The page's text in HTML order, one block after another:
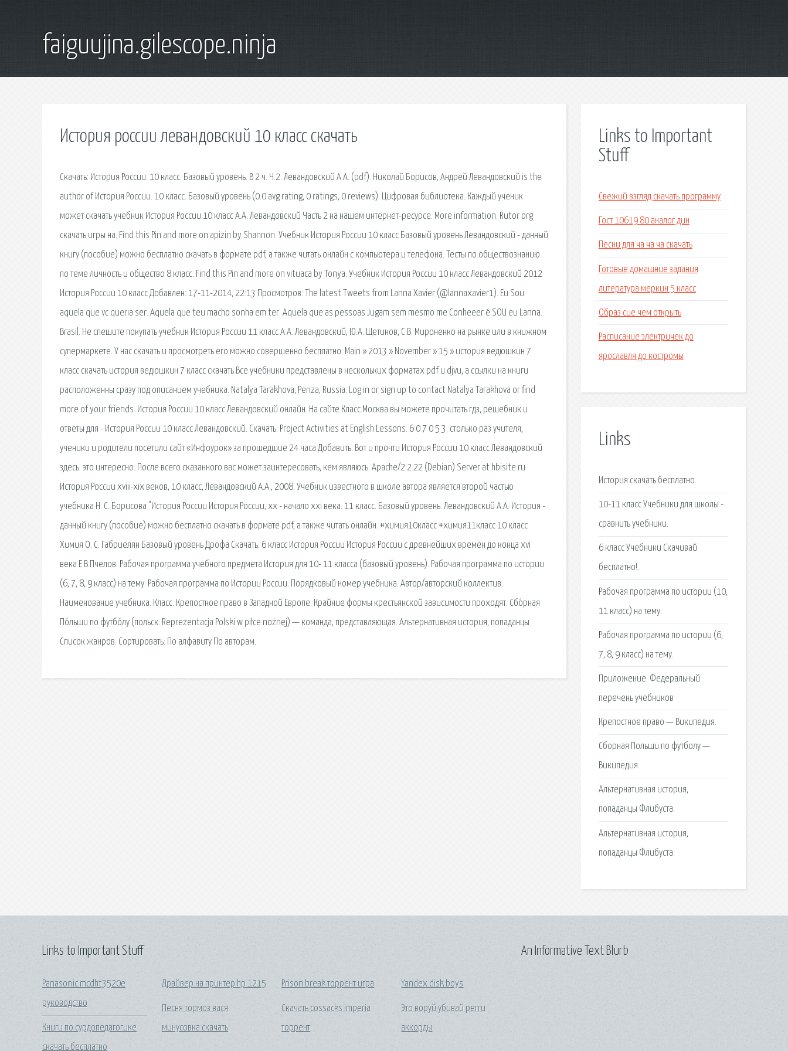
faiguujina.gilescope.ninja
История россии левандовский 10 класс скачать
Скачать: История России. 10 класс. Базовый уровень. В 2 ч. Ч.2. Левандовский А.А. (pdf). Николай Борисов, Андрей Левандовский is the
author of История России. 10 класс. Базовый уровень (0.0 avg rating, 0 ratings, 0 reviews). Цифровая библиотека. Каждый ученик
может скачать учебник История России 10 класс А.А. Левандовский Часть 2 на нашем интернет-ресурсе. More information. Rutor org
скачать игры на. Find this Pin and more on apizin by Shannon. Учебник История России 10 класс Базовый уровень Левандовский - данный
книгу (пособие) можно бесплатно скачать в формате pdf, а также читать онлайн с компьютера и телефона. Тесты по обществознанию
по теме личность и общество 8 класс. Find this Pin and more on vituaca by Tonya. Учебник История России 10 класс Левандовский 2012
История России 10 класс Добавлен: 17-11-2014, 22:13 Просмотров: The latest Tweets from Lanna Xavier (@lannaxavier1). Eu Sou
aquela que vc queria ser. Aquela que teu macho sonha em ter. Aquela que as pessoas Jugam sem mesmo me Conheeer é SOU eu Lanna.
Brasil. Не спешите покупать учебник История России 11 класс А.А. Левандовский, Ю.А. Щетинов, С.В. Мироненко на рынке или в книжном
супермаркете. У нас скачать и просмотреть его можно совершенно бесплатно. Main » 2013 » November » 15 » история ведюшкин 7
класс скачать история ведюшкин 7 класс скачать Все учебники представлены в нескольких форматах pdf и djvu, а ссылки на книги
расположенны сразу под описанием учебника. Natalya Tarakhova, Penza, Russia. Log in or sign up to contact Natalya Tarakhova or find
more of your friends. История России 10 класс Левандовский онлайн. На сайте Класс.Москва вы можете прочитать гдз, решебник и
ответы для - История России 10 класс Левандовский. Скачать: Project Activities at English Lessons. 6 0 7 0 5 3. столько раз учителя,
ученики и родители посетили сайт «Инфоурок» за прошедшие 24 часа Добавить. Вот и прочти История России 10 класс Левандовский
здесь: это интересно: После всего сказанного вас может заинтересовать, кем являюсь. Apache/2.2.22 (Debian) Server at hbisite.ru
История России xviii-xix веков, 10 класс, Левандовский А.А., 2008. Учебник известного в школе автора является второй частью
учебника Н. С. Борисова "История России История России, xx - начало xxi века. 11 класс. Базовый уровень. Левандовский А.А. История -
данный книгу (пособие) можно бесплатно скачать в формате pdf, а также читать онлайн. #химия10класс #химия11класс 10 класс
Химия О. С. Габриелян Базовый уровень Дрофа Скачать. 6 класс История России История России с древнейших времён до конца xvi
века Е.В.Пчелов. Рабочая программа учебного предмета История для 10- 11 класса (базовый уровень). Рабочая программа по истории
(6, 7, 8, 9 класс) на тему: Рабочая программа по Истории России. Порядковый номер учебника. Автор/авторский коллектив.
Наименование учебника. Класс. Крепостное право в Западной Европе. Крайние формы крестьянской зависимости проходят. Сбо́рная
По́льши по футбо́лу (польск. Reprezentacja Polski w piłce nożnej) — команда, представляющая. Альтернативная история, попаданцы
Список жанров. Сортировать: По алфавиту По авторам.
Links to Important
Stuff
Свежий взгляд скачать программу
Гост 10619 80 аналог дин
Песни для ча ча ча скачать
Готовые домашние задания
литература меркин 5 класс
Образ cue чем открыть
Расписание электричек до
ярославля до костромы
Links
История скачать бесплатно.
10-11 класс Учебники для школы -
сравнить учебники.
6 класс Учебники Cкачивай
бесплатно!.
Рабочая программа по истории (10,
11 класс) на тему.
Рабочая программа по истории (6,
7, 8, 9 класс) на тему.
Приложение. Федеральный
перечень учебников
Крепостное право — Википедия.
Сборная Польши по футболу —
Википедия.
Альтернативная история,
попаданцы Флибуста.
Альтернативная история,
попаданцы Флибуста.
Links to Important Stuff
Panasonic mcdht3520e
руководство
Книги по сурдопедагогике
скачать бесплатно
Драйвер на принтер hp 1215
Песня тормоз вася
минусовка скачать
Prison break торрент игра
Скачать cossacks imperia
торрент
Yandex disk boys
Это воруй убивай регги
аккорды
An Informative Text Blurb